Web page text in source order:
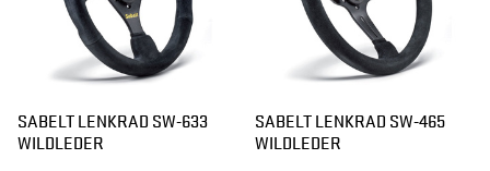
SABELT LENKRAD SW-633
WILDLEDER
SABELT LENKRAD SW-465
WILDLEDER